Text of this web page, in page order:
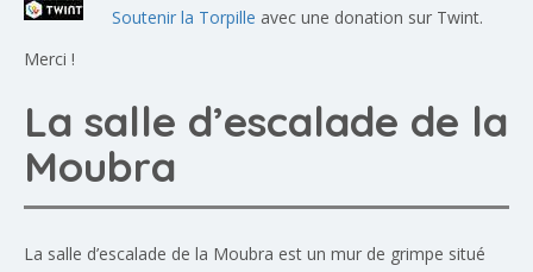
Soutenir la Torpille avec une donation sur Twint.
Merci !
La salle d’escalade de la
Moubra
La salle d’escalade de la Moubra est un mur de grimpe situé